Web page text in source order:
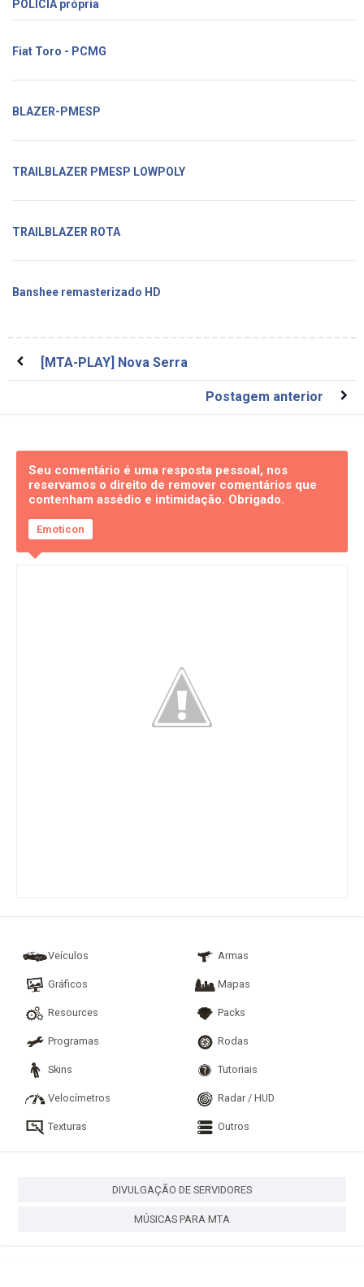
POLICIA própria
Fiat Toro - PCMG
BLAZER-PMESP
TRAILBLAZER PMESP LOWPOLY
TRAILBLAZER ROTA
Banshee remasterizado HD
[MTA-PLAY] Nova Serra
Postagem anterior
Seu comentário é uma resposta pessoal, nos
reservamos o direito de remover comentários que
contenham assédio e intimidação. Obrigado.
Emoticon
Veículos Armas
Gráficos Mapas
Resources Packs
Programas Rodas
Skins Tutoriais
Velocímetros Radar / HUD
Texturas Outros
DIVULGAÇÃO DE SERVIDORES
MÚSICAS PARA MTA